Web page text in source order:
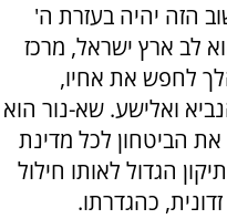
הזה יהיה בעזרת ה'
לב ארץ ישראל, מרכז
לחפש את אחיו,
ואלישע. שא-נור הוא
את הביטחון לכל מדינת
הגדול לאותו חילול
כהגדרתו.